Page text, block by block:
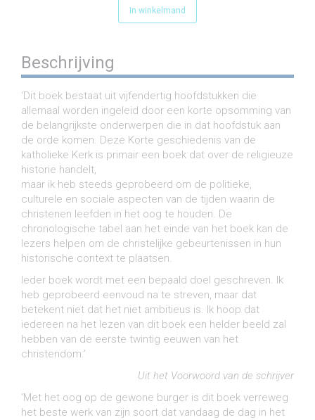
In winkelmand
Beschrijving
‘Dit boek bestaat uit vijfendertig hoofdstukken die
allemaal worden ingeleid door een korte opsomming van
de belangrijkste onderwerpen die in dat hoofdstuk aan
de orde komen. Deze Korte geschiedenis van de
katholieke Kerk is primair een boek dat over de religieuze
historie handelt,
maar ik heb steeds geprobeerd om de politieke,
culturele en sociale aspecten van de tijden waarin de
christenen leefden in het oog te houden. De
chronologische tabel aan het einde van het boek kan de
lezers helpen om de christelijke gebeurtenissen in hun
historische context te plaatsen.
Ieder boek wordt met een bepaald doel geschreven. Ik
heb geprobeerd eenvoud na te streven, maar dat
betekent niet dat het niet ambitieus is. Ik hoop dat
iedereen na het lezen van dit boek een helder beeld zal
hebben van de eerste twintig eeuwen van het
christendom.’
Uit het Voorwoord van de schrijver
‘Met het oog op de gewone burger is dit boek verreweg
het beste werk van zijn soort dat vandaag de dag in het